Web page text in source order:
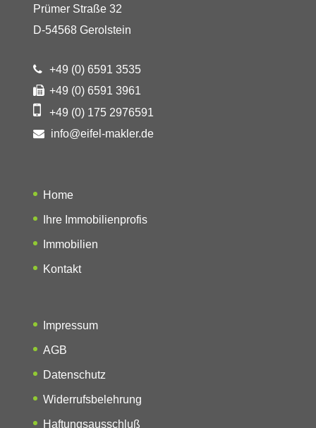
Prümer Straße 32
D-54568 Gerolstein
+49 (0) 6591 3535
+49 (0) 6591 3961
+49 (0) 175 2976591
info@eifel-makler.de
Home
Ihre Immobilienprofis
Immobilien
Kontakt
Impressum
AGB
Datenschutz
Widerrufsbelehrung
Haftungsausschluß